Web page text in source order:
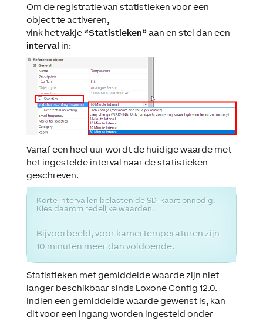
Om de registratie van statistieken voor een
object te activeren,
vink het vakje “Statistieken”aan en stel dan een
interval in:
Vanaf een heel uur wordt de huidige waarde met
het ingestelde interval naar de statistieken
geschreven.
Korte intervallen belasten de SD-kaart onnodig.
Kies daarom redelijke waarden.
Bijvoorbeeld, voor kamertemperaturen zijn
10 minuten meer dan voldoende.
Statistieken met gemiddelde waarde zijn niet
langer beschikbaar sinds Loxone Config 12.0.
Indien een gemiddelde waarde gewenst is, kan
dit voor een ingang worden ingesteld onder